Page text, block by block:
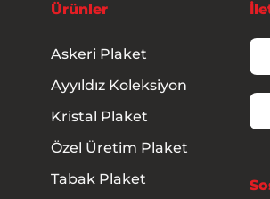
Ürünler
Askeri Plaket
Ayyıldız Koleksiyon
Kristal Plaket
Özel Üretim Plaket
Tabak Plaket